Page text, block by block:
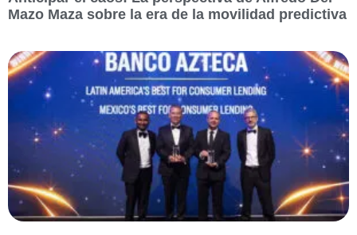
Mazo Maza sobre la era de la movilidad predictiva